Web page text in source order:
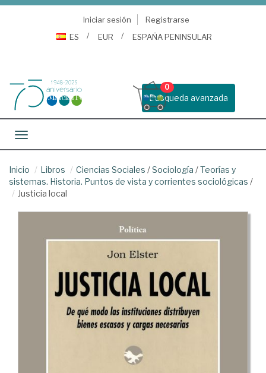
Iniciar sesión
Registrarse
ES
EUR ESPAÑA PENINSULAR
Busqueda avanzada
0
Toggle navigation
Inicio Libros Ciencias Sociales /Sociología /Teorías y
sistemas. Historia. Puntos de vista y corrientes sociológicas /
Justicia local